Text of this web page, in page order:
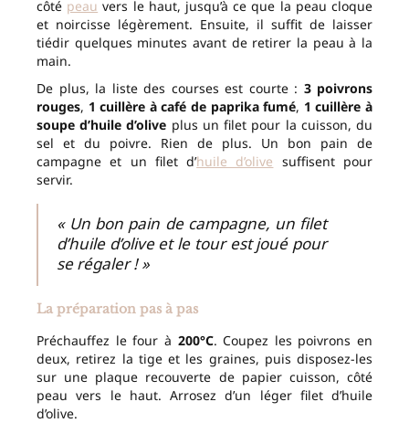
côté peau vers le haut, jusqu’à ce que la peau cloque
et noircisse légèrement. Ensuite, il suffit de laisser
tiédir quelques minutes avant de retirer la peau à la
main.
De plus, la liste des courses est courte : 3 poivrons
rouges, 1 cuillère à café de paprika fumé, 1 cuillère à
soupe d’huile d’olive plus un filet pour la cuisson, du
sel et du poivre. Rien de plus. Un bon pain de
campagne et un filet d’huile d’olive suffisent pour
servir.
« Un bon pain de campagne, un filet
d’huile d’olive et le tour est joué pour
se régaler ! »
La préparation pas à pas
Préchauffez le four à 200°C. Coupez les poivrons en
deux, retirez la tige et les graines, puis disposez-les
sur une plaque recouverte de papier cuisson, côté
peau vers le haut. Arrosez d’un léger filet d’huile
d’olive.